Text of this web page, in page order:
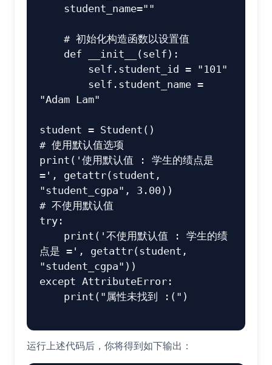
"Adam Lam"
student = Student()
# 使用默认值选项
print('使用默认值 : 学生的绩点是
=', getattr(student,
"student_cgpa", 3.00))
# 不使用默认值
try:
点是 =', getattr(student,
"student_cgpa"))
except AttributeError:
运行上述代码后，你将得到如下输出：